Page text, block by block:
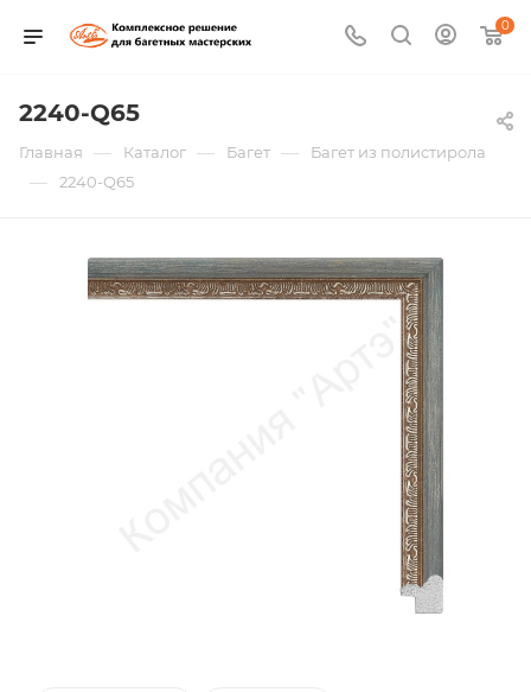
0
2240-Q65
Главная — Каталог — Багет — Багет из полистирола
— 2240-Q65